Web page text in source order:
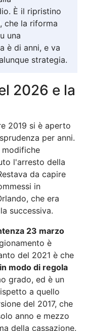
È il ripristino
che la riforma
una
è di anni, e va
strategia.
2026 e la
2019 si è aperto
per anni.
modifiche
l'arresto della
da capire
in
che era
successiva.
23 marzo
è
del 2021 è che
modo di regola
grado, ed è un
a quello
del 2017, che
anno e mezzo
della cassazione.